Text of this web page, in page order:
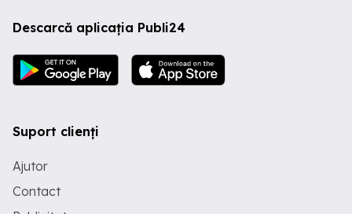
Descarcă aplicația Publi24
Suport clienți
Ajutor
Contact